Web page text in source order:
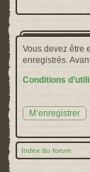
Vous devez être
enregistrés.
Conditions
M’enregistrer
Index du forum